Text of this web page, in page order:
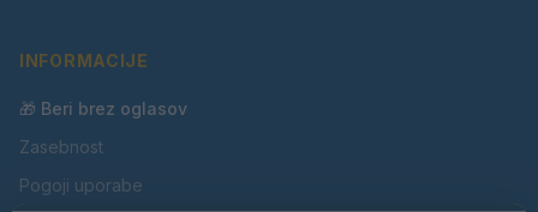
INFORMACIJE
🎁 Beri brez oglasov
Zasebnost
Pogoji uporabe